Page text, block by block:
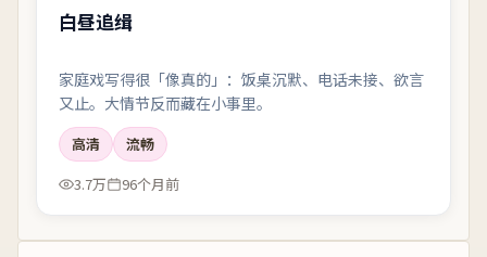
白昼追缉
家庭戏写得很「像真的」：饭桌沉默、电话未接、欲言
又止。大情节反而藏在小事里。
高清
流畅
3.7万
96个月前